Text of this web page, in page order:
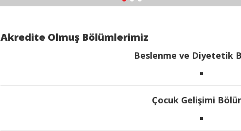
Akredite Olmuş Bölümlerimiz
Beslenme ve Diyetetik
Çocuk Gelişimi